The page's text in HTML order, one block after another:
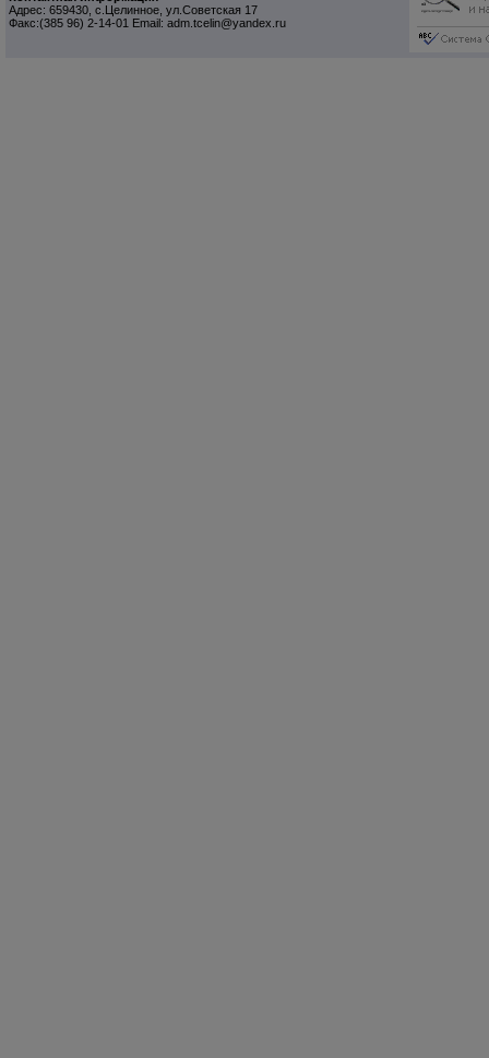
Адрес: 659430, с.Целинное, ул.Советская 17
Факс:(385 96) 2-14-01 Email: adm.tcelin@yandex.ru